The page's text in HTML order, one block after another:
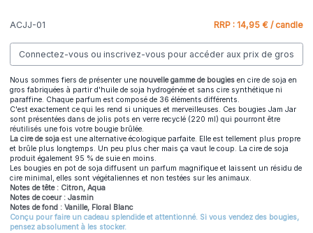
ACJJ-01 RRP : 14,95 € / candle
Connectez-vous ou inscrivez-vous pour accéder aux prix de gros
Nous sommes fiers de présenter une nouvelle gamme de bougies en cire de soja en
gros fabriquées à partir d'huile de soja hydrogénée et sans cire synthétique ni
paraffine. Chaque parfum est composé de 36 éléments différents.
C'est exactement ce qui les rend si uniques et merveilleuses. Ces bougies Jam Jar
sont présentées dans de jolis pots en verre recyclé (220 ml) qui pourront être
réutilisés une fois votre bougie brûlée.
La cire de soja est une alternative écologique parfaite. Elle est tellement plus propre
et brûle plus longtemps. Un peu plus cher mais ça vaut le coup. La cire de soja
produit également 95 % de suie en moins.
Les bougies en pot de soja diffusent un parfum magnifique et laissent un résidu de
cire minimal, elles sont végétaliennes et non testées sur les animaux.
Notes de tête : Citron, Aqua
Notes de coeur : Jasmin
Notes de fond : Vanille, Floral Blanc
Conçu pour faire un cadeau splendide et attentionné. Si vous vendez des bougies,
pensez absolument à les stocker.